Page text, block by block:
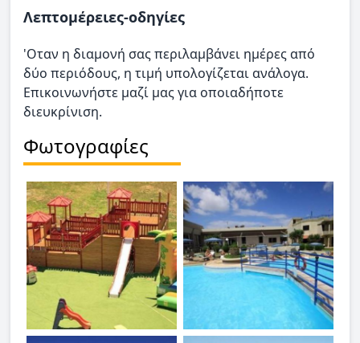
Λεπτομέρειες-οδηγίες
'Οταν η διαμονή σας περιλαμβάνει ημέρες από
δύο περιόδους, η τιμή υπολογίζεται ανάλογα.
Επικοινωνήστε μαζί μας για οποιαδήποτε
διευκρίνιση.
Φωτογραφίες